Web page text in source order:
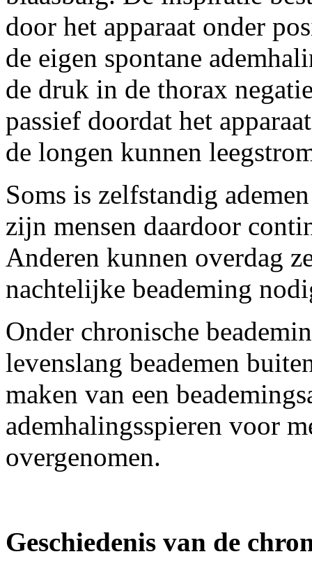
door het apparaat onder
de eigen spontane
de druk in de thorax
passief doordat het
de longen kunnen
Soms is zelfstandig
zijn mensen daardoor
Anderen kunnen overdag
nachtelijke beademing
Onder chronische
levenslang beademen
maken van een
ademhalingsspieren voor
overgenomen.
Geschiedenis van de